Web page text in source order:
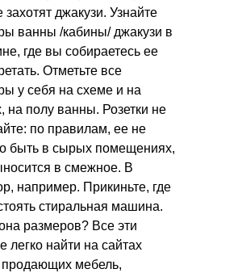
захотят джакузи. Узнайте
ванны /кабины/ джакузи в
где вы собираетесь ее
Отметьте все
у себя на схеме и на
на полу ванны. Розетки не
по правилам, ее не
быть в сырых помещениях,
в смежное. В
например. Прикиньте, где
стиральная машина.
размеров? Все эти
легко найти на сайтах
мебель,